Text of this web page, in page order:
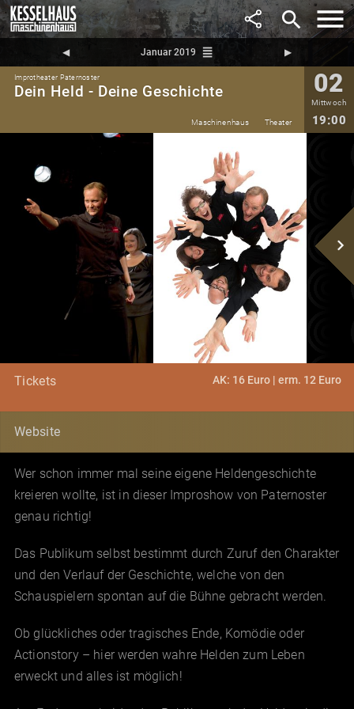
search
◀︎ Januar 2019 reorder ▶︎
Improtheater Paternoster
Dein Held - Deine Geschichte 02
Mittwoch
19:00
Maschinenhaus Theater
navigate_next
Tickets AK: 16 Euro | erm. 12 Euro
Website
Wer schon immer mal seine eigene Heldengeschichte
kreieren wollte, ist in dieser Improshow von Paternoster
genau richtig!
Das Publikum selbst bestimmt durch Zuruf den Charakter
und den Verlauf der Geschichte, welche von den
Schauspielern spontan auf die Bühne gebracht werden.
Ob glückliches oder tragisches Ende, Komödie oder
Actionstory – hier werden wahre Helden zum Leben
erweckt und alles ist möglich!